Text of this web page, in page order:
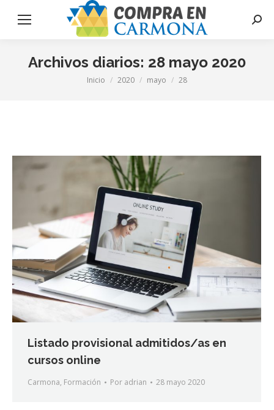
Archivos diarios: 28 mayo 2020
Estás aquí:
Inicio 2020 mayo 28
Listado provisional admitidos/as en
cursos online
Carmona, Formación Por adrian 28 mayo 2020